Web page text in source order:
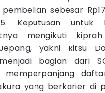
sebesar
Keputusan untuk
mengikuti
yakni Ritsu
bagian dari
memperpanjang
yang berkarier di